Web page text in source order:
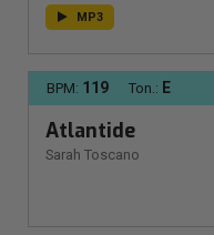
MP3
BPM: 119 Ton.: E
Atlantide
Sarah Toscano